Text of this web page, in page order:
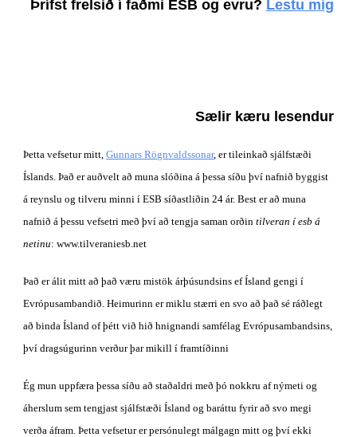
Þrífst frelsið í faðmi ESB og evru? Lestu mig
Sælir kæru lesendur
Þetta vefsetur mitt, Gunnars Rögnvaldssonar, er tileinkað sjálfstæði
Íslands. Það er auðvelt að muna slóðina á þessa síðu því nafnið byggist
á reynslu og tilveru minni í ESB síðastliðin 24 ár. Best er að muna
nafnið á þessu vefsetri með því að tengja saman orðin tilveran í esb á
netinu: www.tilveraniesb.net
Það er álit mitt að það væru mistök árþúsundsins ef Ísland gengi í
Evrópusambandið. Heimurinn er miklu stærri en svo að það sé ráðlegt
að binda Ísland of þétt við hið hnignandi samfélag Evrópusambandsins,
því dragsúgurinn verður þar mikill í framtíðinni
Ég mun uppfæra þessa síðu að staðaldri með þó nokkru af nýmeti og
áherslum sem tengjast sjálfstæði Ísland og baráttu fyrir að svo megi
verða áfram. Þetta vefsetur er persónulegt málgagn mitt og því ekki